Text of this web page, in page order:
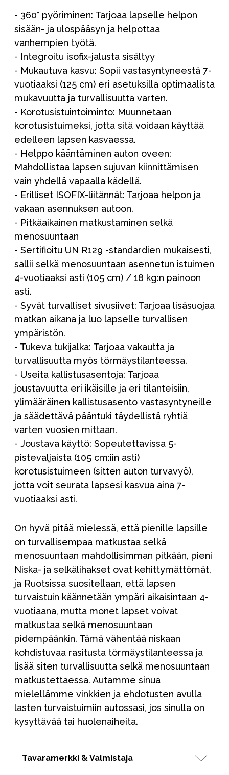
- 360° pyöriminen: Tarjoaa lapselle helpon
sisään- ja ulospääsyn ja helpottaa
vanhempien työtä.
- Integroitu isofix-jalusta sisältyy
- Mukautuva kasvu: Sopii vastasyntyneestä 7-
vuotiaaksi (125 cm) eri asetuksilla optimaalista
mukavuutta ja turvallisuutta varten.
- Korotusistuintoiminto: Muunnetaan
korotusistuimeksi, jotta sitä voidaan käyttää
edelleen lapsen kasvaessa.
- Helppo kääntäminen auton oveen:
Mahdollistaa lapsen sujuvan kiinnittämisen
vain yhdellä vapaalla kädellä.
- Erilliset ISOFIX-liitännät: Tarjoaa helpon ja
vakaan asennuksen autoon.
- Pitkäaikainen matkustaminen selkä
menosuuntaan
- Sertifioitu UN R129 -standardien mukaisesti,
sallii selkä menosuuntaan asennetun istuimen
4-vuotiaaksi asti (105 cm) / 18 kg:n painoon
asti.
- Syvät turvalliset sivusiivet: Tarjoaa lisäsuojaa
matkan aikana ja luo lapselle turvallisen
ympäristön.
- Tukeva tukijalka: Tarjoaa vakautta ja
turvallisuutta myös törmäystilanteessa.
- Useita kallistusasentoja: Tarjoaa
joustavuutta eri ikäisille ja eri tilanteisiin,
ylimääräinen kallistusasento vastasyntyneille
ja säädettävä pääntuki täydellistä ryhtiä
varten vuosien mittaan.
- Joustava käyttö: Sopeutettavissa 5-
pistevaljaista (105 cm:iin asti)
korotusistuimeen (sitten auton turvavyö),
jotta voit seurata lapsesi kasvua aina 7-
vuotiaaksi asti.
On hyvä pitää mielessä, että pienille lapsille
on turvallisempaa matkustaa selkä
menosuuntaan mahdollisimman pitkään, pieni
Niska- ja selkälihakset ovat kehittymättömät,
ja Ruotsissa suositellaan, että lapsen
turvaistuin käännetään ympäri aikaisintaan 4-
vuotiaana, mutta monet lapset voivat
matkustaa selkä menosuuntaan
pidempäänkin. Tämä vähentää niskaan
kohdistuvaa rasitusta törmäystilanteessa ja
lisää siten turvallisuutta selkä menosuuntaan
matkustettaessa. Autamme sinua
mielellämme vinkkien ja ehdotusten avulla
lasten turvaistuimiin autossasi, jos sinulla on
kysyttävää tai huolenaiheita.
Tavaramerkki & Valmistaja